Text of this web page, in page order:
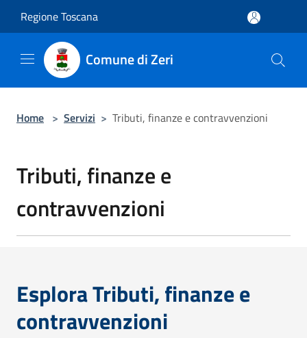
Regione Toscana
Comune di Zeri
Home > Servizi > Tributi, finanze e contravvenzioni
Tributi, finanze e
contravvenzioni
Esplora Tributi, finanze e
contravvenzioni